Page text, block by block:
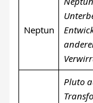
Neptun
Pluto